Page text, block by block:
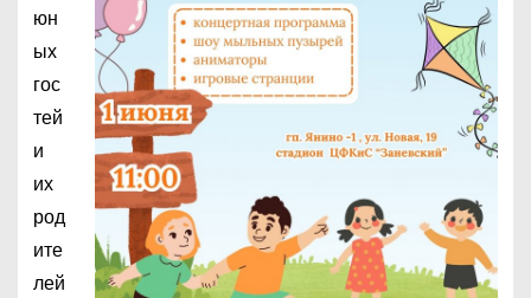
юн
ых
гос
тей
и
их
род
ите
лей